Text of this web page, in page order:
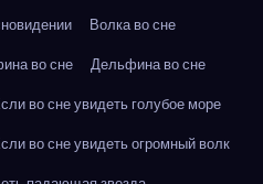
Волка во сне
во сне
Дельфина во сне
во сне увидеть голубое море
во сне увидеть огромный волк